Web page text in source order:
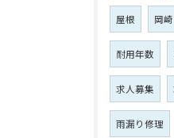
屋根 岡
耐用年数
求人募集
雨漏り修理